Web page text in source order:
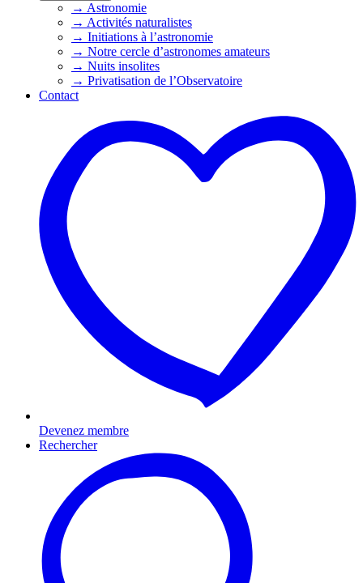
→ Astronomie
→ Activités naturalistes
→ Initiations à l’astronomie
→ Notre cercle d’astronomes amateurs
→ Nuits insolites
→ Privatisation de l’Observatoire
Contact
Devenez membre
Rechercher